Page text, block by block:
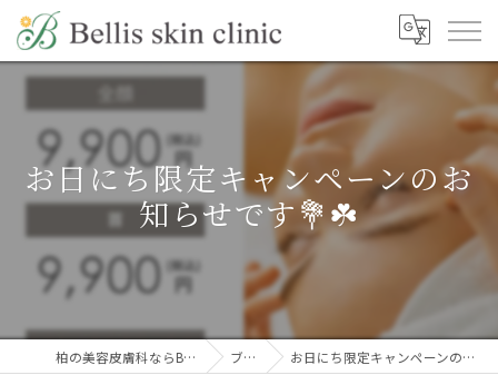
お日にち限定キャンペーンのお
知らせです💐☘️
柏の美容皮膚科ならBellis skin clinic ブログ お日にち限定キャンペーンのお知らせです💐☘️